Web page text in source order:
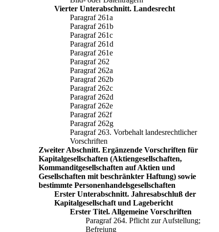
Vierter Unterabschnitt. Landesrecht
Paragraf 261a
Paragraf 261b
Paragraf 261c
Paragraf 261d
Paragraf 261e
Paragraf 262
Paragraf 262a
Paragraf 262b
Paragraf 262c
Paragraf 262d
Paragraf 262e
Paragraf 262f
Paragraf 262g
Paragraf 263. Vorbehalt landesrechtlicher
Vorschriften
Zweiter Abschnitt. Ergänzende Vorschriften für
Kapitalgesellschaften (Aktiengesellschaften,
Kommanditgesellschaften auf Aktien und
Gesellschaften mit beschränkter Haftung) sowie
bestimmte Personenhandelsgesellschaften
Erster Unterabschnitt. Jahresabschluß der
Kapitalgesellschaft und Lagebericht
Erster Titel. Allgemeine Vorschriften
Paragraf 264. Pflicht zur Aufstellung;
Befreiung